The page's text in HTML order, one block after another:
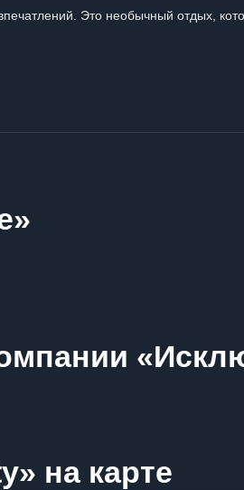
Это необычный отдых,
на карте